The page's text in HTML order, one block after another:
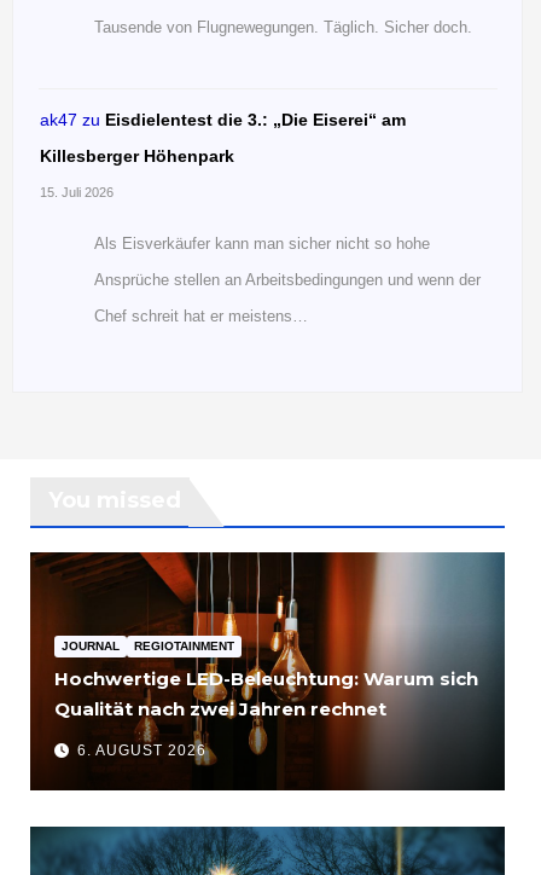
Tausende von Flugnewegungen. Täglich. Sicher doch.
ak47 zu Eisdielentest die 3.: „Die Eiserei“ am
Killesberger Höhenpark
15. Juli 2026
Als Eisverkäufer kann man sicher nicht so hohe
Ansprüche stellen an Arbeitsbedingungen und wenn der
Chef schreit hat er meistens…
JOURNAL REGIOTAINMENT
Hochwertige LED-Beleuchtung: Warum sich
Qualität nach zwei Jahren rechnet
6. AUGUST 2026